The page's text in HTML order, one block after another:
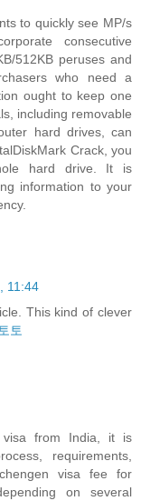
to quickly see MP/s
consecutive
512KB peruses and
who need a
ought to keep one
including removable
hard drives, can
Crack, you
hard drive. It is
information to your
11:44
This kind of clever
토
visa from India, it is
requirements,
visa fee for
on several